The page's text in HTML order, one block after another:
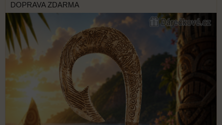
DOPRAVA ZDARMA